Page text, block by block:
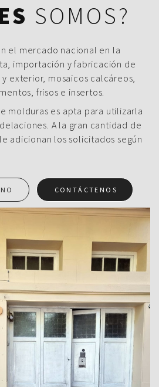
SOMOS?
el mercado nacional en la
importación y fabricación de
exterior, mosaicos calcáreos,
frisos e insertos.
molduras es apta para utilizarla
A la gran cantidad de
adicionan los solicitados según
CONTÁCTENOS